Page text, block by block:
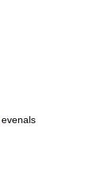
, evenals